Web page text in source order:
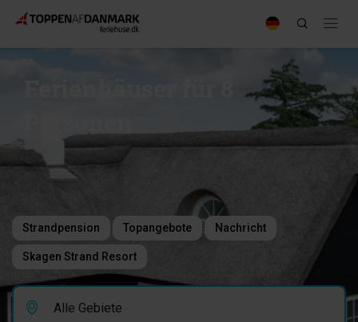
Strandpension Topangebote Nachricht
Skagen Strand Resort